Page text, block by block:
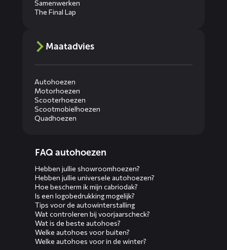
Samenwerken
The Final Lap
Maatadvies
Autohoezen
Motorhoezen
Scooterhoezen
Scootmobielhoezen
Quadhoezen
menusFAQ autohoezen
Hebben jullie showroomhoezen?
Hebben jullie universele autohoezen?
Hoe bescherm ik mijn cabriodak?
Is een logobedrukking mogelijk?
Tips voor de autowinterstalling
Wat controleren bij voorjaarscheck?
Wat is de beste autohoes?
Welke autohoes voor buiten?
Welke autohoes voor in de winter?